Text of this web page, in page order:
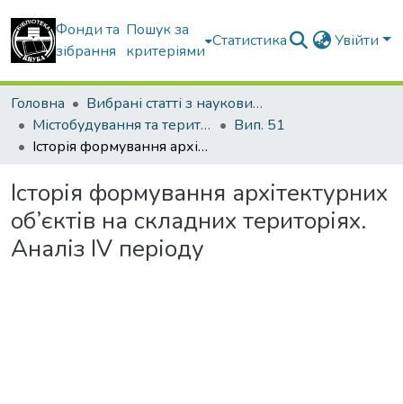
Фонди та
зібрання
Пошук за
критеріями
Статистика Увійти
Головна
Вибрані статті з наукових збірників КНУБА
Містобудування та територіальне планування
Вип. 51
Історія формування архітектурних об’єктів на складних територіях. Аналіз IV періоду
Історія формування архітектурних
об’єктів на складних територіях.
Аналіз IV періоду